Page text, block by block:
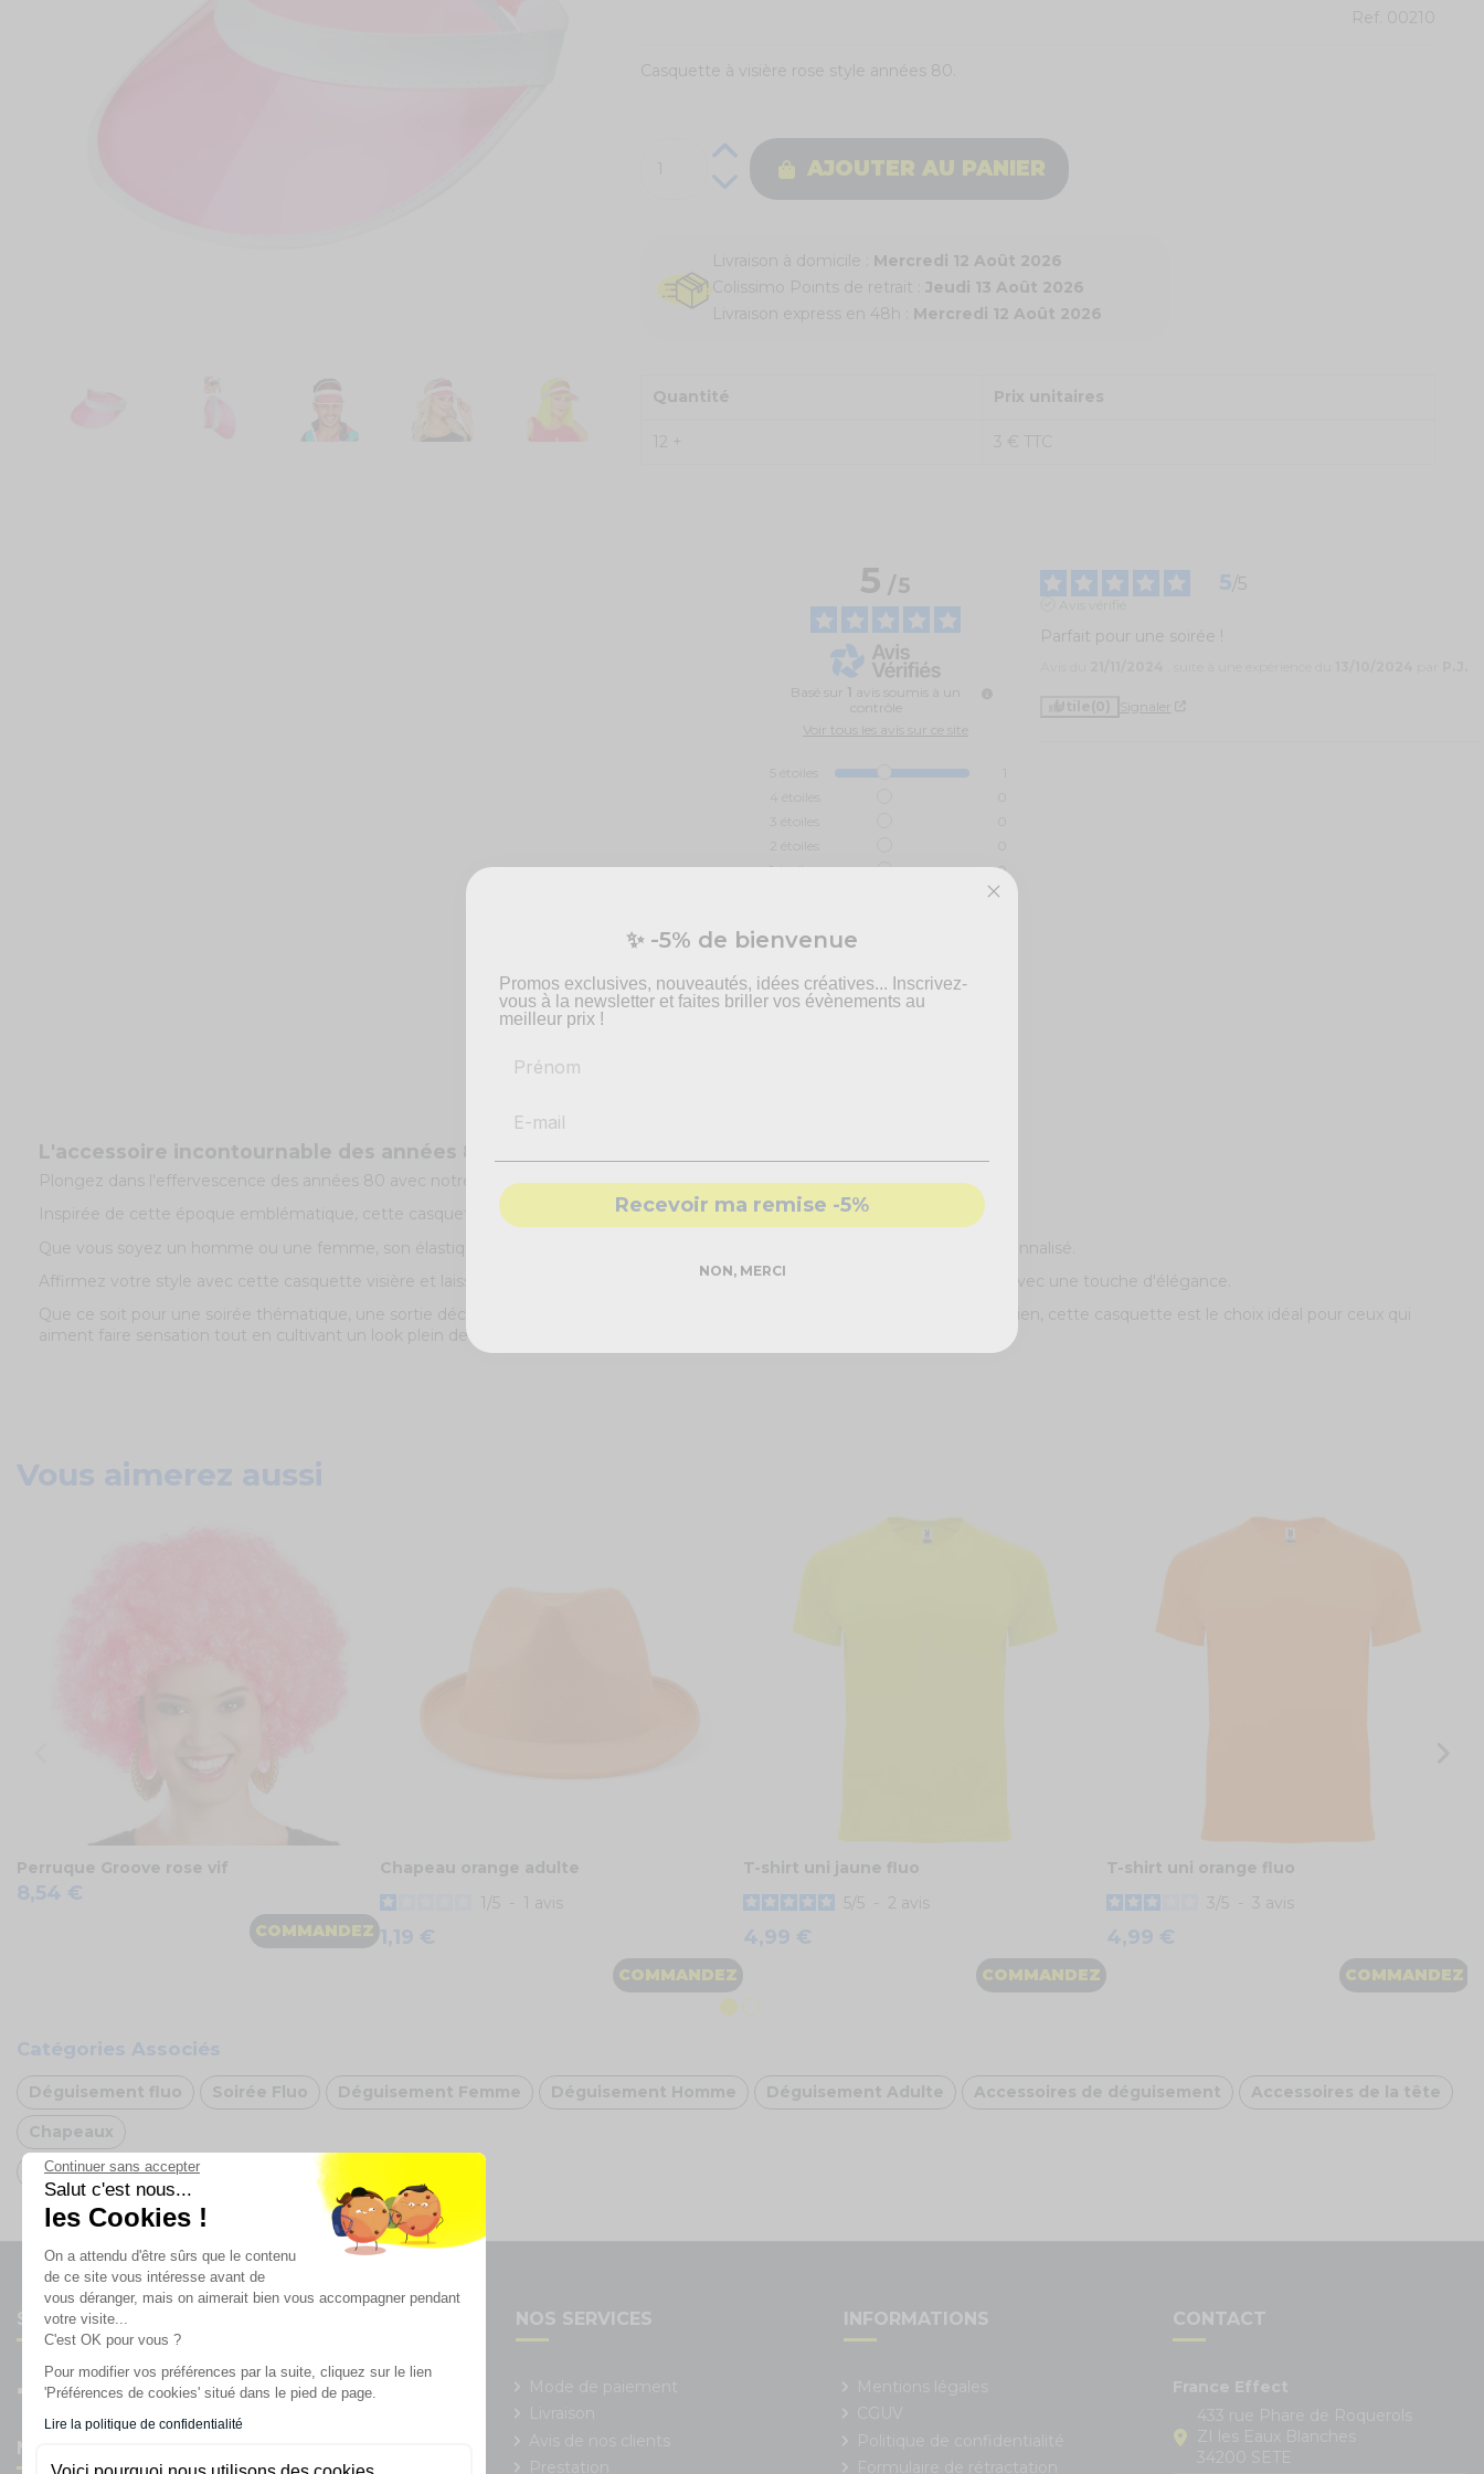
Continuer sans accepter
Salut c'est nous...
les Cookies !
On a attendu d'être sûrs que le contenu
de ce site vous intéresse avant de
vous déranger, mais on aimerait bien vous accompagner pendant
votre visite...
C'est OK pour vous ?
Pour modifier vos préférences par la suite, cliquez sur le lien
'Préférences de cookies' situé dans le pied de page.
Lire la politique de confidentialité
Ref. 00210
Casquette à visière rose style années 80.
AJOUTER AU PANIER
Livraison à domicile : Mercredi 12 Août 2026
Colissimo Points de retrait : Jeudi 13 Août 2026
Livraison express en 48h : Mercredi 12 Août 2026
Quantité Prix unitaires
12 + 3 € TTC
L'accessoire incontournable des années 80 !
Plongez dans l'effervescence des années 80 avec notre
casquette visière rose.
Inspirée de cette époque emblématique, cette casquette est l'accessoire parfait pour compléter votre look vintage.
Que vous soyez un homme ou une femme, son élastique blanc ajustable à l'arrière garantit un ajustement confortable et personnalisé.
Affirmez votre style avec cette casquette visière et laissez-vous transporter dans l'ambiance vibrante et funky des années 80 avec une touche d'élégance.
Que ce soit pour une soirée thématique, une sortie décontractée ou simplement pour ajouter une dose de rétro à votre quotidien, cette casquette est le choix idéal pour ceux qui
aiment faire sensation tout en cultivant un look plein de caractère et de nostalgie.
5/5
Basé sur
avis soumis à un
contrôle
Voir tous les avis sur ce site
1étoile 0
5/5
Avis vérifié
Parfait pour une soirée !
Signaler
Vous aimerez aussi
Perruque Groove rose vif
8,54 €
COMMANDEZ
Chapeau orange adulte
1 5 - 1 avis
1,19 €
COMMANDEZ
T-shirt uni jaune fluo
5 5 - 2 avis
4,99 €
COMMANDEZ
T-shirt uni orange fluo
3 5 - 3 avis
4,99 €
COMMANDEZ
Catégories Associés
Déguisement fluo Soirée Fluo Déguisement Femme Déguisement Homme Déguisement Adulte Accessoires de déguisement
Accessoires de la tête
Chapeaux
Arche de ballons Rose
Suivez-nous
Newsletter
NOS SERVICES INFORMATIONS CONTACT
✨ -5% de bienvenue
Promos exclusives, nouveautés, idées créatives... Inscrivez-
vous à la newsletter et faites briller vos évènements au
meilleur prix !
Recevoir ma remise -5%
NON, MERCI